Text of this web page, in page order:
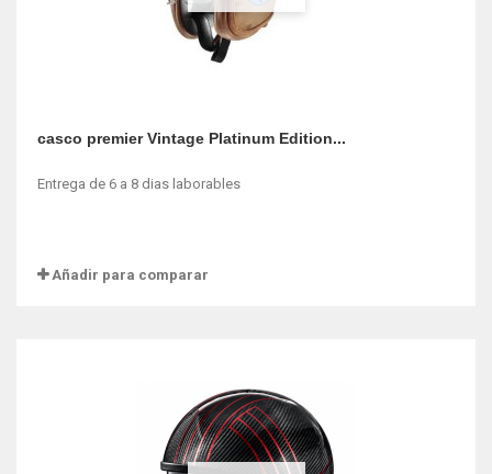
casco premier Vintage Platinum Edition...
Entrega de 6 a 8 dias laborables
Añadir para comparar